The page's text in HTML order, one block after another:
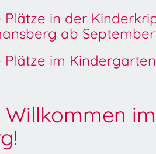
Plätze in der
ab
Plätze im
Willkommen